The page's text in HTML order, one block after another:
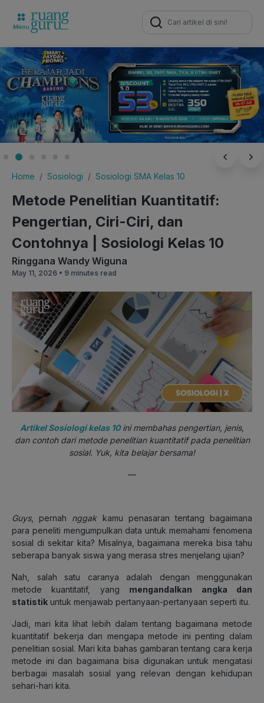
Search
for:
Home Sosiologi Sosiologi SMA Kelas 10
Metode Penelitian Kuantitatif:
Pengertian, Ciri-Ciri, dan
Contohnya | Sosiologi Kelas 10
Ringgana Wandy Wiguna
May 11, 2026 • 9 minutes read
Artikel Sosiologi kelas 10ini membahas pengertian, jenis,
dan contoh dari metode penelitian kuantitatif pada penelitian
sosial. Yuk, kita belajar bersama!
—
Guys, pernah nggakkamu penasaran tentang bagaimana
para peneliti mengumpulkan data untuk memahami fenomena
sosial di sekitar kita? Misalnya, bagaimana mereka bisa tahu
seberapa banyak siswa yang merasa stres menjelang ujian?
Nah, salah satu caranya adalah dengan menggunakan
metode kuantitatif, yang mengandalkan angka dan
statistik untuk menjawab pertanyaan-pertanyaan seperti itu.
Jadi, mari kita lihat lebih dalam tentang bagaimana metode
kuantitatif bekerja dan mengapa metode ini penting dalam
penelitian sosial. Mari kita bahas gambaran tentang cara kerja
metode ini dan bagaimana bisa digunakan untuk mengatasi
berbagai masalah sosial yang relevan dengan kehidupan
sehari-hari kita.